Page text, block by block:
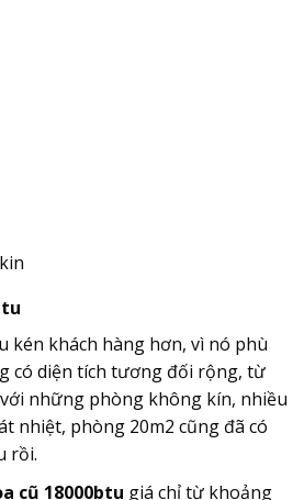
kén khách hàng hơn, vì nó phù
có diện tích tương đối rộng, từ
những phòng không kín, nhiều
nhiệt, phòng 20m2 cũng đã có
rồi.
cũ 18000btu giá chỉ từ khoảng